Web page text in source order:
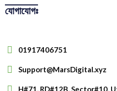
যোগাযোগঃ
01917406751
Support@MarsDigital.xyz
H#71, RD#12B, Sector#10,